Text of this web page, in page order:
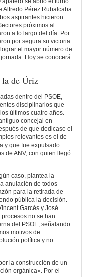
Alfredo Pérez Rubalcaba
aspirantes hicieron
próximos al
a lo largo del día. Por
por segura su victoria
el mayor número de
Hoy se conocerá
la de Úriz
dentro del PSOE,
disciplinarios que
últimos cuatro años.
concejal en
de que dedicase el
relevantes es el de
y que fue expulsado
de ANV, con quien llegó
caso, plantea la
anulación de todos
para la retirada de
pública la decisión.
Garcés y José
no se han
del PSOE, señalando
motivos de
política y no
la construcción de un
orgánica». Por el